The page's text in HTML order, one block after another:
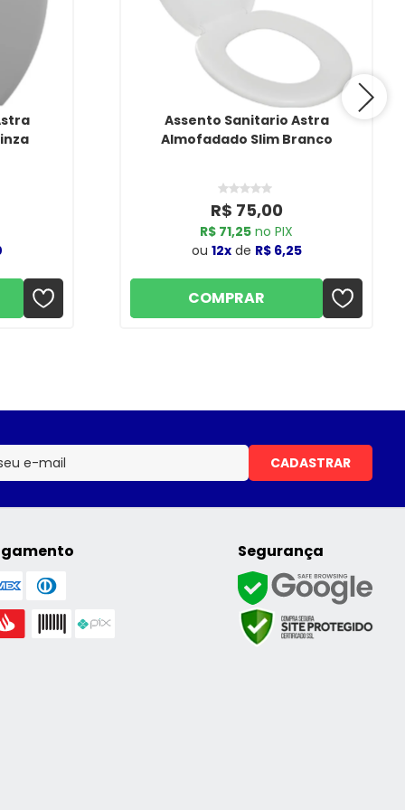
Assento Sanitario Astra
Almofadado Slim Branco
R$ 75,00
R$ 71,25 no PIX
ou 12xde R$ 6,25
COMPRAR
CADASTRAR
Segurança